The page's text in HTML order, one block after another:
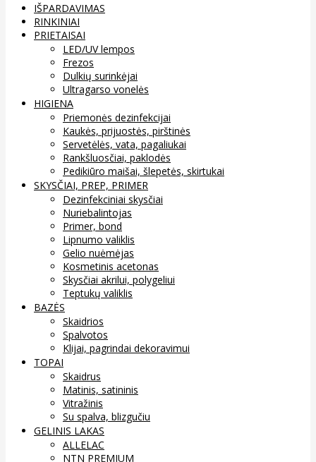
IŠPARDAVIMAS
RINKINIAI
PRIETAISAI
LED/UV lempos
Frezos
Dulkių surinkėjai
Ultragarso vonelės
HIGIENA
Priemonės dezinfekcijai
Kaukės, prijuostės, pirštinės
Servetėlės, vata, pagaliukai
Rankšluosčiai, paklodės
Pedikiūro maišai, šlepetės, skirtukai
SKYSČIAI, PREP, PRIMER
Dezinfekciniai skysčiai
Nuriebalintojas
Primer, bond
Lipnumo valiklis
Gelio nuėmėjas
Kosmetinis acetonas
Skysčiai akrilui, polygeliui
Teptukų valiklis
BAZĖS
Skaidrios
Spalvotos
Klijai, pagrindai dekoravimui
TOPAI
Skaidrus
Matinis, satininis
Vitražinis
Su spalva, blizgučiu
GELINIS LAKAS
ALLELAC
NTN PREMIUM